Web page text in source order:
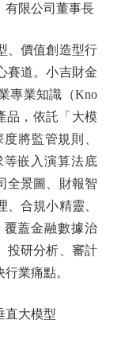
有限公司董事長
價值創造型行
賽道。小吉財金
專業知識（Kno
品，依託「大模
將監管規則、
嵌入演算法底
全景圖、財報智
合規小精靈、
覆蓋金融數據治
投研分析、審計
業痛點。
大模型